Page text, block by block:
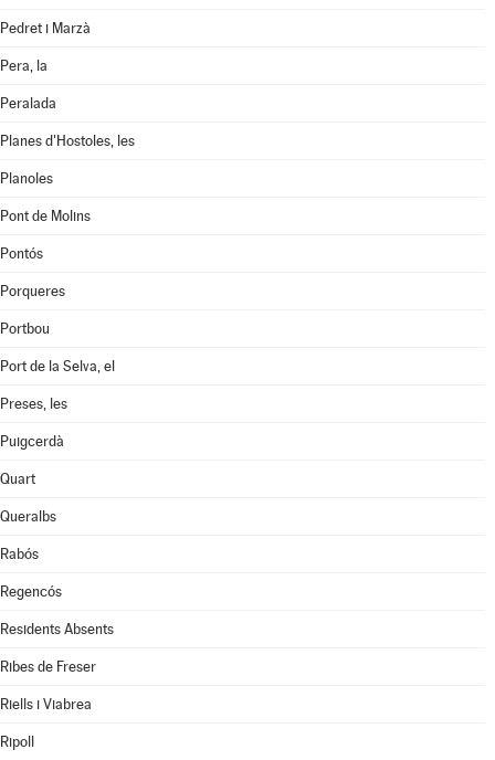
Pedret i Marzà
Pera, la
Peralada
Planes d'Hostoles, les
Planoles
Pont de Molins
Pontós
Porqueres
Portbou
Port de la Selva, el
Preses, les
Puigcerdà
Quart
Queralbs
Rabós
Regencós
Residents Absents
Ribes de Freser
Riells i Viabrea
Ripoll